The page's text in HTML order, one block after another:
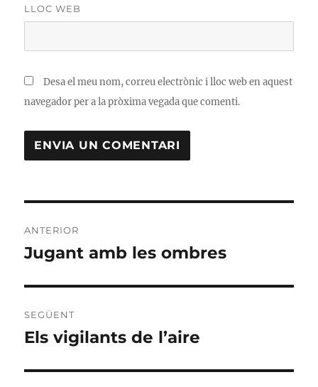
LLOC WEB
Desa el meu nom, correu electrònic i lloc web en aquest
navegador per a la pròxima vegada que comenti.
d'entrades
ANTERIOR
Entrada
Jugant amb les ombres
SEGÜENT
Entrada
Els vigilants de l’aire